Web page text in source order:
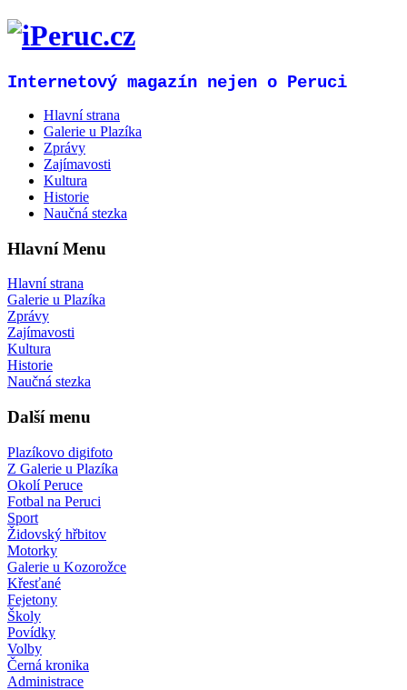
Internetový magazín nejen o Peruci
Hlavní strana
Galerie u Plazíka
Zprávy
Zajímavosti
Kultura
Historie
Naučná stezka
Hlavní Menu
Hlavní strana
Galerie u Plazíka
Zprávy
Zajímavosti
Kultura
Historie
Naučná stezka
Další menu
Plazíkovo digifoto
Z Galerie u Plazíka
Okolí Peruce
Fotbal na Peruci
Sport
Židovský hřbitov
Motorky
Galerie u Kozorožce
Křesťané
Fejetony
Školy
Povídky
Volby
Černá kronika
Administrace